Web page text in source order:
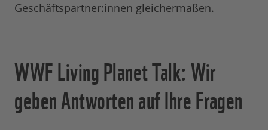
Geschäftspartner:innen gleichermaßen.
WWF Living Planet Talk: Wir
geben Antworten auf Ihre Fragen